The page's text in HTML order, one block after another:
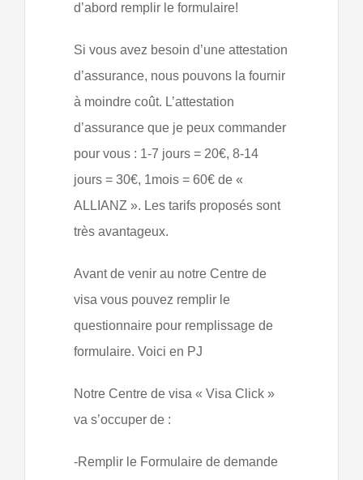
d’abord remplir le formulaire!
Si vous avez besoin d’une attestation
d’assurance, nous pouvons la fournir
à moindre coût. L’attestation
d’assurance que je peux commander
pour vous : 1-7 jours = 20€, 8-14
jours = 30€, 1mois = 60€ de «
ALLIANZ ». Les tarifs proposés sont
très avantageux.
Avant de venir au notre Centre de
visa vous pouvez remplir le
questionnaire pour remplissage de
formulaire. Voici en PJ
Notre Centre de visa « Visa Click »
va s’occuper de :
-Remplir le Formulaire de demande